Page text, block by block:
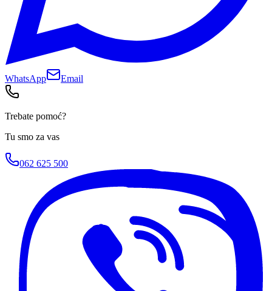
WhatsApp Email
Trebate pomoć?
Tu smo za vas
062 625 500